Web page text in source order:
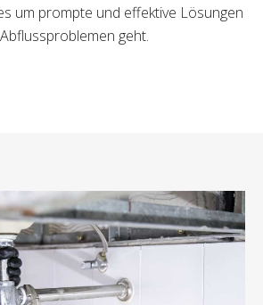
um prompte und effektive Lösungen
geht.